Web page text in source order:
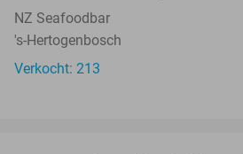
NZ Seafoodbar
's-Hertogenbosch
Verkocht: 213